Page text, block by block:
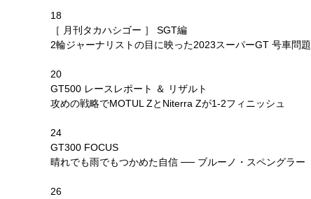
18
［ 月刊タカハシゴー ］ SGT編
2輪ジャーナリストの目に映った2023スーパーGT 号車問題
20
GT500 レースレポート ＆ リザルト
攻めの戦略でMOTUL ZとNiterra Zが1-2フィニッシュ
24
GT300 FOCUS
晴れでも雨でもつかめた自信 ── ブルーノ・スペングラー
26